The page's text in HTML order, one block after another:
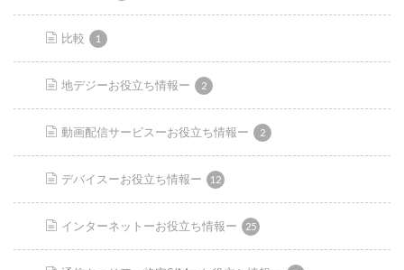
比較 1
地デジーお役立ち情報ー 2
動画配信サービスーお役立ち情報ー 2
デバイスーお役立ち情報ー 12
インターネットーお役立ち情報ー 25